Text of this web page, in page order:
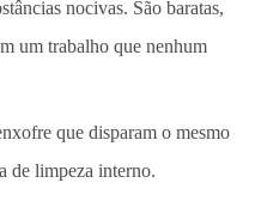
nocivas. São baratas,
um trabalho que nenhum
que disparam o mesmo
de limpeza interno.